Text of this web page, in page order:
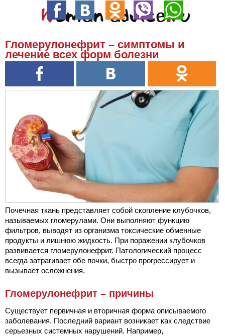
Гломерулонефрит – симптомы и
лечение всех форм болезни
Почечная ткань представляет собой скопление клубочков,
называемых гломерулами. Они выполняют функцию
фильтров, выводят из организма токсические обменные
продукты и лишнюю жидкость. При поражении клубочков
развивается гломерулонефрит. Патологический процесс
всегда затрагивает обе почки, быстро прогрессирует и
вызывает осложнения.
Гломерулонефрит – причины
Существует первичная и вторичная форма описываемого
заболевания. Последний вариант возникает как следствие
серьезных системных нарушений. Например,